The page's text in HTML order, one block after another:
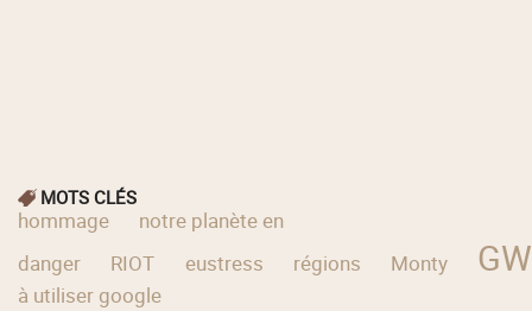
MOTS CLÉS
hommage
notre planète en
danger
RIOT eustress régions Monty
à utiliser google